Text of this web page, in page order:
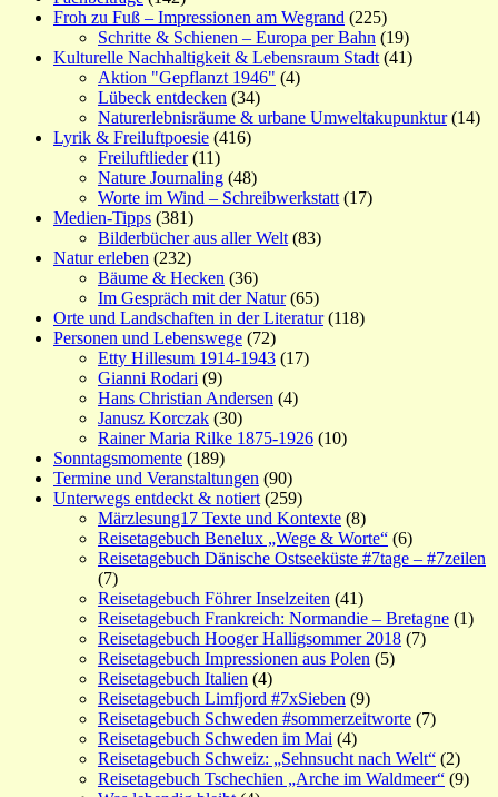
Froh zu Fuß – Impressionen am Wegrand (225)
Schritte & Schienen – Europa per Bahn (19)
Kulturelle Nachhaltigkeit & Lebensraum Stadt (41)
Aktion "Gepflanzt 1946" (4)
Lübeck entdecken (34)
Naturerlebnisräume & urbane Umweltakupunktur(14)
Lyrik & Freiluftpoesie (416)
Freiluftlieder(11)
Nature Journaling (48)
Worte im Wind – Schreibwerkstatt (17)
Medien-Tipps (381)
Bilderbücher aus aller Welt (83)
Natur erleben (232)
Bäume & Hecken (36)
Im Gespräch mit der Natur(65)
Orte und Landschaften in der Literatur(118)
Personen und Lebenswege (72)
Etty Hillesum 1914-1943 (17)
Gianni Rodari (9)
Hans Christian Andersen (4)
Janusz Korczak (30)
Rainer Maria Rilke 1875-1926 (10)
Sonntagsmomente (189)
Termine und Veranstaltungen (90)
Unterwegs entdeckt & notiert (259)
Märzlesung17 Texte und Kontexte (8)
Reisetagebuch Benelux „Wege & Worte“ (6)
Reisetagebuch Dänische Ostseeküste #7tage – #7zeilen
(7)
Reisetagebuch Föhrer Inselzeiten (41)
Reisetagebuch Frankreich: Normandie – Bretagne (1)
Reisetagebuch Hooger Halligsommer 2018 (7)
Reisetagebuch Impressionen aus Polen (5)
Reisetagebuch Italien (4)
Reisetagebuch Limfjord #7xSieben (9)
Reisetagebuch Schweden #sommerzeitworte (7)
Reisetagebuch Schweden im Mai (4)
Reisetagebuch Schweiz: „Sehnsucht nach Welt“ (2)
Reisetagebuch Tschechien „Arche im Waldmeer“ (9)